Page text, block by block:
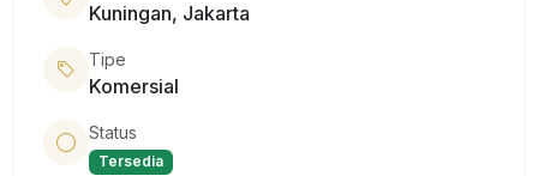
Kuningan, Jakarta
Tipe
Komersial
Status
Tersedia